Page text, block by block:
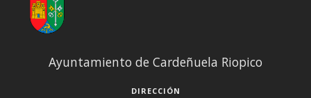
Ayuntamiento de Cardeñuela Riopico
DIRECCIÓN